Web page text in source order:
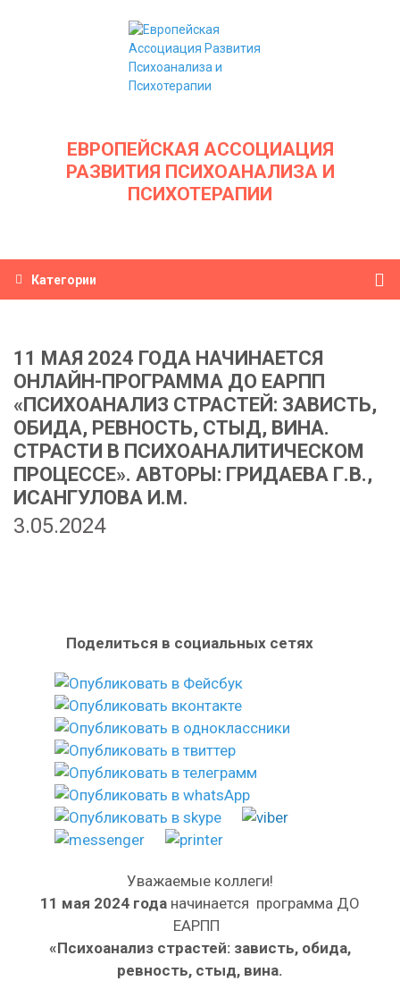
ЕВРОПЕЙСКАЯ АССОЦИАЦИЯ
РАЗВИТИЯ ПСИХОАНАЛИЗА И
ПСИХОТЕРАПИИ
Категории
11 МАЯ 2024 ГОДА НАЧИНАЕТСЯ
ОНЛАЙН-ПРОГРАММА ДО ЕАРПП
«ПСИХОАНАЛИЗ СТРАСТЕЙ: ЗАВИСТЬ,
ОБИДА, РЕВНОСТЬ, СТЫД, ВИНА.
СТРАСТИ В ПСИХОАНАЛИТИЧЕСКОМ
ПРОЦЕССЕ». АВТОРЫ: ГРИДАЕВА Г.В.,
ИСАНГУЛОВА И.М.
3.05.2024
Поделиться в социальных сетях
Уважаемые коллеги!
11 мая 2024 года начинается программа ДО
ЕАРПП
«Психоанализ страстей: зависть, обида,
ревность, стыд, вина.